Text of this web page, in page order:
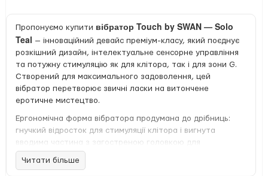
Пропонуємо купити вібратор Touch by SWAN — Solo
Teal — інноваційний девайс преміум-класу, який поєднує
розкішний дизайн, інтелектуальне сенсорне управління
та потужну стимуляцію як для клітора, так і для зони G.
Створений для максимального задоволення, цей
вібратор перетворює звичні ласки на витончене
еротичне мистецтво.
Ергономічна форма вібратора продумана до дрібниць:
гнучкий відросток для стимуляції клітора і вигнута
вводима частина з загостреною головкою для
цілеспрямованого впливу на зону G. Завдяки потужному
мотору в кожній зоні, девайс забезпечує незалежну або
Читати більше